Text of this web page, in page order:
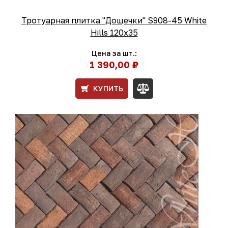
Тротуарная плитка "Дощечки" S908-45 White
Hills 120x35
Цена за шт.:
1 390,00 ₽
КУПИТЬ